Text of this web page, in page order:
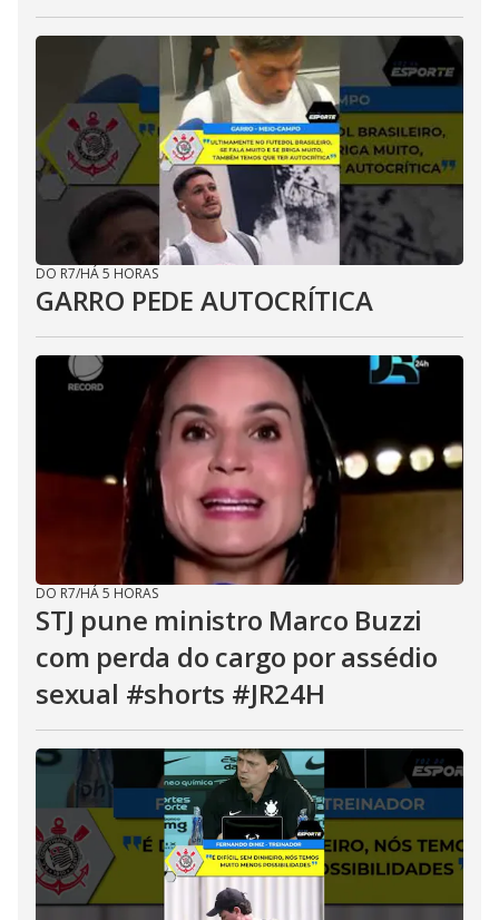
DO R7/HÁ 5 HORAS
GARRO PEDE AUTOCRÍTICA
DO R7/HÁ 5 HORAS
STJ pune ministro Marco Buzzi
com perda do cargo por assédio
sexual #shorts #JR24H